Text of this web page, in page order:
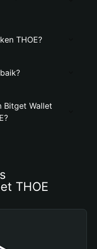
THOE?
Bitget Wallet
THOE